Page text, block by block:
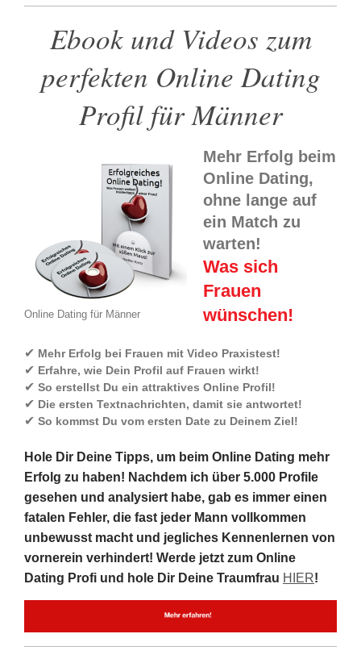
Ebook und Videos zum
perfekten Online Dating
Profil für Männer
Online Dating für Männer
Mehr Erfolg beim
Online Dating,
ohne lange auf
ein Match zu
warten!
Was sich
Frauen
wünschen!
✔ Mehr Erfolg bei Frauen mit Video Praxistest!
✔ Erfahre, wie Dein Profil auf Frauen wirkt!
✔ So erstellst Du ein attraktives Online Profil!
✔ Die ersten Textnachrichten, damit sie antwortet!
✔ So kommst Du vom ersten Date zu Deinem Ziel!
Hole Dir Deine Tipps, um beim Online Dating mehr
Erfolg zu haben! Nachdem ich über 5.000 Profile
gesehen und analysiert habe, gab es immer einen
fatalen Fehler, die fast jeder Mann vollkommen
unbewusst macht und jegliches Kennenlernen von
vornerein verhindert! Werde jetzt zum Online
Dating Profi und hole Dir Deine Traumfrau HIER!